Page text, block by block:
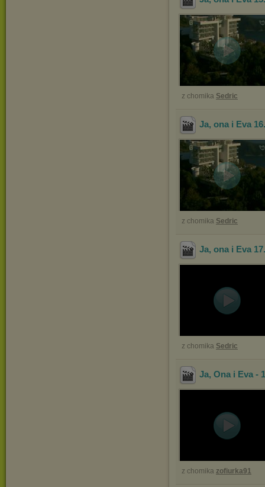
z chomika Sedric
Ja, ona i Eva 16
z chomika Sedric
Ja, ona i Eva 17
z chomika Sedric
Ja, Ona i Eva -
z chomika zofiurka91